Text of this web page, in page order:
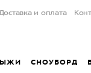
и оплата
СНОУБОРД